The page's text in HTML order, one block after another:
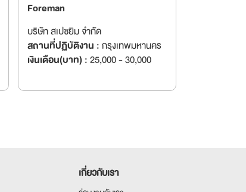
Foreman
บริษัท สเปซยิม จำกัด
สถานที่ปฏิบัติงาน :กรุงเทพมหานคร
เงินเดือน(บาท) :25,000 - 30,000
เกี่ยวกับเรา